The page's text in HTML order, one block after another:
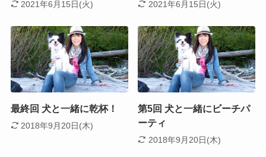
2021年6月15日(火) 2021年6月15日(火)
最終回 犬と一緒に乾杯！
2018年9月20日(木)
第5回 犬と一緒にビーチパ
ーティ
2018年9月20日(木)